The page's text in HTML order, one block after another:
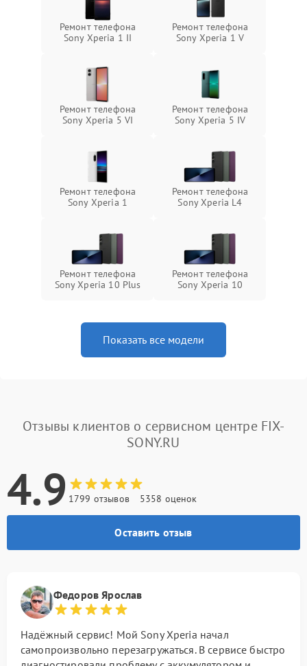
Ремонт телефона
Sony Xperia 1 II
Ремонт телефона
Sony Xperia 1 V
Ремонт телефона
Sony Xperia 5 VI
Ремонт телефона
Sony Xperia 5 IV
Ремонт телефона
Sony Xperia 1
Ремонт телефона
Sony Xperia L4
Ремонт телефона
Sony Xperia 10 Plus
Ремонт телефона
Sony Xperia 10
Показать все модели
Отзывы клиентов о сервисном центре FIX-
SONY.RU
4.9 1799 отзывов 5358 оценок
Оставить отзыв
Федоров Ярослав
Надёжный сервис! Мой Sony Xperia начал
самопроизвольно перезагружаться. В сервисе быстро